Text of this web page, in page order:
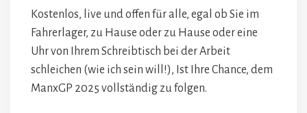
Kostenlos, live und offen für alle, egal ob Sie im
Fahrerlager, zu Hause oder zu Hause oder eine
Uhr von Ihrem Schreibtisch bei der Arbeit
schleichen (wie ich sein will!), Ist Ihre Chance, dem
ManxGP 2025 vollständig zu folgen.